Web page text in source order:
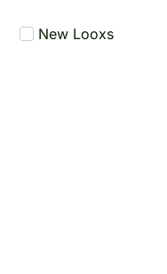
New Looxs